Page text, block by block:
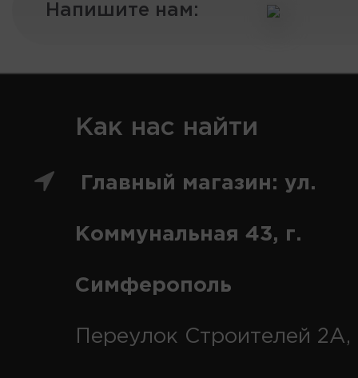
Напишите нам:
Как нас найти
Главный магазин: ул.
Коммунальная 43, г.
Симферополь
Переулок Строителей 2А,